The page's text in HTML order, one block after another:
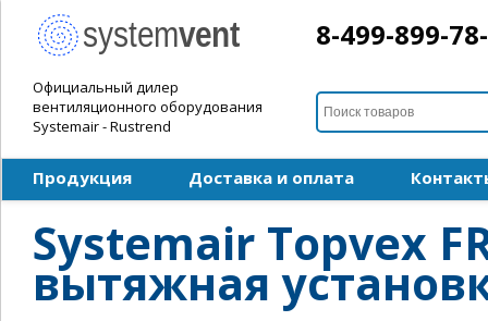
Официальный дилер
вентиляционного оборудования
Systemair - Rustrend
8-499-899-
Продукция Доставка и оплата
Systemair Topvex
вытяжная